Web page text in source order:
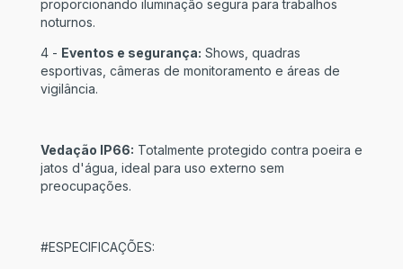
proporcionando iluminação segura para trabalhos
noturnos.
4 - Eventos e segurança: Shows, quadras
esportivas, câmeras de monitoramento e áreas de
vigilância.
Vedação IP66: Totalmente protegido contra poeira e
jatos d'água, ideal para uso externo sem
preocupações.
#ESPECIFICAÇÕES: